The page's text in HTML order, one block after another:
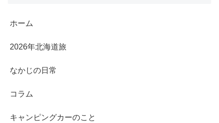
ホーム
2026年北海道旅
なかじの日常
コラム
キャンピングカーのこと